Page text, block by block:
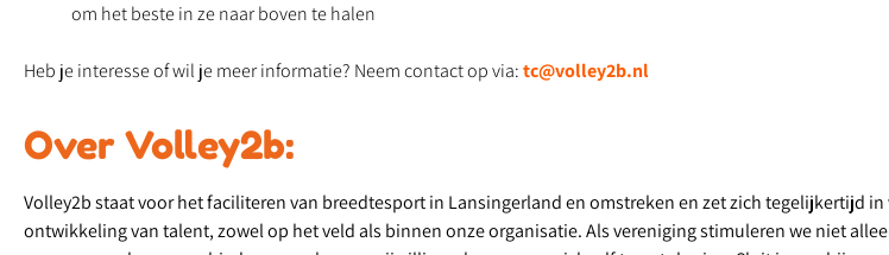
om het beste in ze naar boven te halen
Heb je interesse of wil je meer informatie? Neem contact op via:tc@volley2b.nl
Over Volley2b:
Volley2b staat voor het faciliteren van breedtesport in Lansingerland en omstreken en zet zich tegelijkertijd in
ontwikkeling van talent, zowel op het veld als binnen onze organisatie. Als vereniging stimuleren we niet